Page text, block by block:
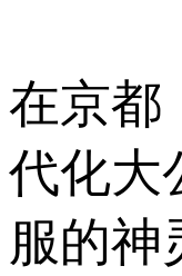
在京都
代化大
服的神